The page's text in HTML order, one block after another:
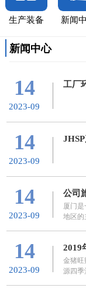
生产装备 新闻
新闻中心
14
2023-09
工厂
14
2023-09
14
2023-09
公司
厦门
地区的
14
2023-09
2019
金猪旺
源四季